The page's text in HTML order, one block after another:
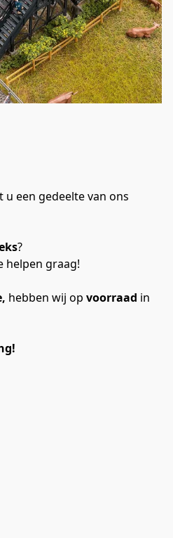
u een gedeelte van ons
?
helpen graag!
hebben wij op voorraad in